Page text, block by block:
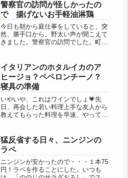
警察官の訪問が怪しかったの
で 揚げないお手軽油淋鶏
今日も朝から庭仕事をしていると、突
然、勝手口から、野太い声が聞こえて
きました。警察官の訪問でした。町内
ていて、「変わりないですか？」との
ことだったので、住居人の変更などを
申し...
イタリアンのホタルイカのア
ヒージョ？ペペロンチーノ？
寝具の準備
いやいや、これはワインでしょ💗先
日、再会した若い料理上手な友人から
教えてもらった料理を早速、やってみ
´艸｀)ホタルイカと、鷹の爪、ニンニ
クとオリーブオイルがあればすぐで...
猛反省する日々、ニンジンの
ラペ
ニンジンが安かったので・・・１本75
円！ラペを作ることにした。いつも